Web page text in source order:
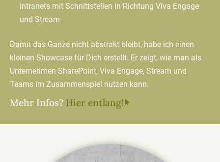
Intranets mit Schnittstellen in Richtung Viva Engage
und Stream
Damit das Ganze nicht abstrakt bleibt, habe ich einen
kleinen Showcase für Dich erstellt. Er zeigt, wie man als
Unternehmen SharePoint, Viva Engage, Stream und
Teams im Zusammenspiel nutzen kann.
Mehr Infos? Hier entlang!